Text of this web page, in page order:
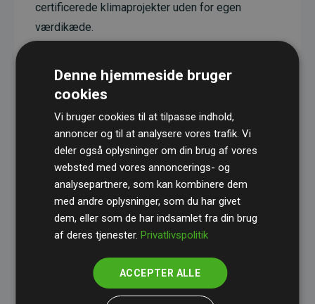
certificerede klimaprojekter uden for egen
værdikæde.
reducerende effekt, som i gennemsnit svarer til
dobbelt så meget CO₂ som den estimerede
Alle projekter er verificeret gennem Gold
Standard– en international ordning, der sikrer høj
kvalitet og gennemsigtighed i klimainvesteringer.
Du kan læse mere om de konkrete projekter
initiativet Websites, der støtter klimaprojekter
Denne hjemmeside bruger
cookies
Vi bruger cookies til at tilpasse indhold,
annoncer og til at analysere vores trafik. Vi
deler også oplysninger om din brug af vores
websted med vores annoncerings- og
analysepartnere, som kan kombinere dem
med andre oplysninger, som du har givet
dem, eller som de har indsamlet fra din brug
af deres tjenester.Privatlivspolitik
ACCEPTER ALLE